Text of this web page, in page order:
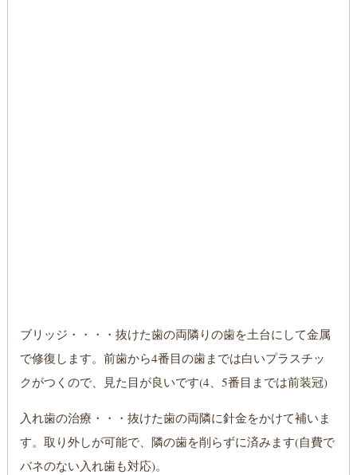
ブリッジ・・・・抜けた歯の両隣りの歯を土台にして金属
で修復します。前歯から4番目の歯までは白いプラスチッ
クがつくので、見た目が良いです(4、5番目までは前装冠)
入れ歯の治療・・・抜けた歯の両隣に針金をかけて補いま
す。取り外しが可能で、隣の歯を削らずに済みます(自費で
バネのない入れ歯も対応)。